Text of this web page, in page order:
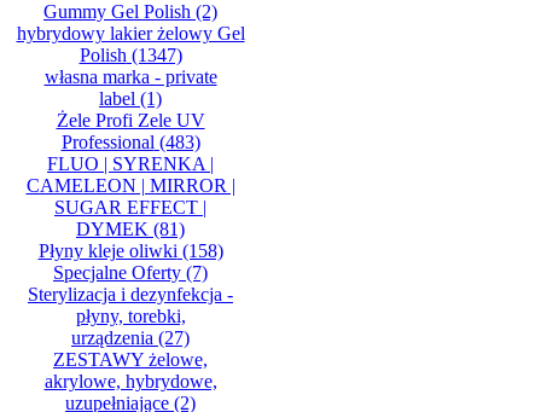
Gummy Gel Polish (2)
hybrydowy lakier żelowy Gel
Polish (1347)
własna marka - private
label (1)
Żele Profi Zele UV
Professional (483)
FLUO | SYRENKA |
CAMELEON | MIRROR |
SUGAR EFFECT |
DYMEK (81)
Płyny kleje oliwki (158)
Specjalne Oferty (7)
Sterylizacja i dezynfekcja -
płyny, torebki,
urządzenia (27)
ZESTAWY żelowe,
akrylowe, hybrydowe,
uzupełniające (2)